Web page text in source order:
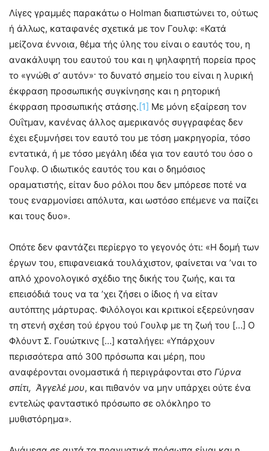
Λίγες γραμμές παρακάτω ο Holman διαπιστώνει το, ούτως
ή άλλως, καταφανές σχετικά με τον Γουλφ: «Κατά
μείζονα έννοια, θέμα τής ύλης του είναι ο εαυτός του, η
ανακάλυψη του εαυτού του και η ψηλαφητή πορεία προς
το «γνώθι σ’ αυτόν»· το δυνατό σημείο του είναι η λυρική
έκφραση προσωπικής συγκίνησης και η ρητορική
έκφραση προσωπικής στάσης.[1] Με μόνη εξαίρεση τον
Ουΐτμαν, κανένας άλλος αμερικανός συγγραφέας δεν
έχει εξυμνήσει τον εαυτό του με τόση μακρηγορία, τόσο
εντατικά, ή με τόσο μεγάλη ιδέα για τον εαυτό του όσο ο
Γουλφ. Ο ιδιωτικός εαυτός του και ο δημόσιος
οραματιστής, είταν δυο ρόλοι που δεν μπόρεσε ποτέ να
τους εναρμονίσει απόλυτα, και ωστόσο επέμενε να παίζει
και τους δυο».
Οπότε δεν φαντάζει περίεργο το γεγονός ότι: «Η δομή των
έργων του, επιφανειακά τουλάχιστον, φαίνεται να ’ναι το
απλό χρονολογικό σχέδιο της δικής του ζωής, και τα
επεισόδιά τους να τα ’χει ζήσει ο ίδιος ή να είταν
αυτόπτης μάρτυρας. Φιλόλογοι και κριτικοί εξερεύνησαν
τη στενή σχέση τού έργου τού Γουλφ με τη ζωή του […] Ο
Φλόυντ Σ. Γουώτκινς […] καταλήγει: «Υπάρχουν
περισσότερα από 300 πρόσωπα και μέρη, που
αναφέρονται ονομαστικά ή περιγράφονται στο Γύρνα
σπίτι, Άγγελέ μου, και πιθανόν να μην υπάρχει ούτε ένα
εντελώς φανταστικό πρόσωπο σε ολόκληρο το
μυθιστόρημα».